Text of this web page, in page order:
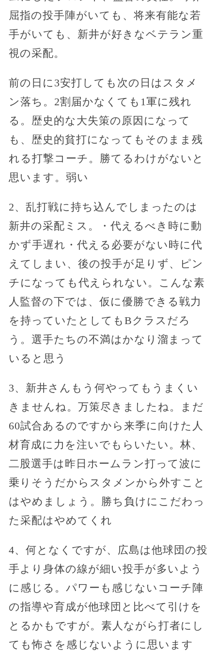
屈指の投手陣がいても、将来有能な若
手がいても、新井が好きなベテラン重
視の采配。
前の日に3安打しても次の日はスタメ
ン落ち。2割届かなくても1軍に残れ
る。歴史的な大失策の原因になって
も、歴史的貧打になってもそのまま残
れる打撃コーチ。勝てるわけがないと
思います。弱い
2、乱打戦に持ち込んでしまったのは
新井の采配ミス。・代えるべき時に動
かず手遅れ・代える必要がない時に代
えてしまい、後の投手が足りず、ピン
チになっても代えられない。こんな素
人監督の下では、仮に優勝できる戦力
を持っていたとしてもBクラスだろ
う。選手たちの不満はかなり溜まって
いると思う
3、新井さんもう何やってもうまくい
きませんね。万策尽きましたね。まだ
60試合あるのですから来季に向けた人
材育成に力を注いでもらいたい。林、
二股選手は昨日ホームラン打って波に
乗りそうだからスタメンから外すこと
はやめましょう。勝ち負けにこだわっ
た采配はやめてくれ
4、何となくですが、広島は他球団の投
手より身体の線が細い投手が多いよう
に感じる。パワーも感じないコーチ陣
の指導や育成が他球団と比べて引けを
とるかもですが。素人ながら打者にし
ても怖さを感じないように思います